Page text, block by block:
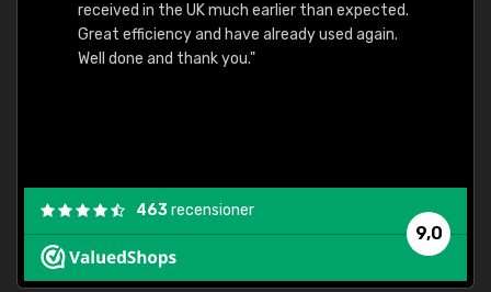
received in the UK much earlier than expected.
Great efficiency and have already used again.
Well done and thank you."
9,0
463recensioner